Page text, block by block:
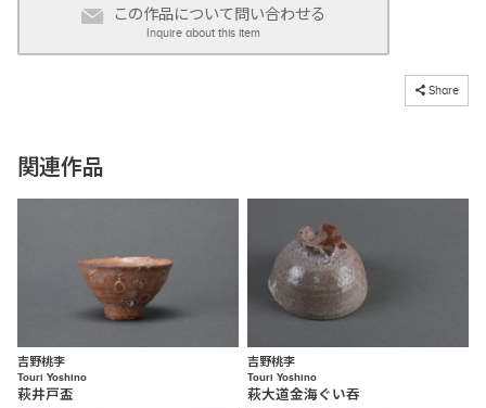
この作品について問い合わせる
Inquire about this item
Share
コピーしました
関連作品
吉野桃李
Touri Yoshino
萩井戸盃
吉野桃李
Touri Yoshino
萩大道金海ぐい吞